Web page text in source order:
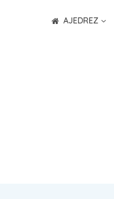
AJEDREZ